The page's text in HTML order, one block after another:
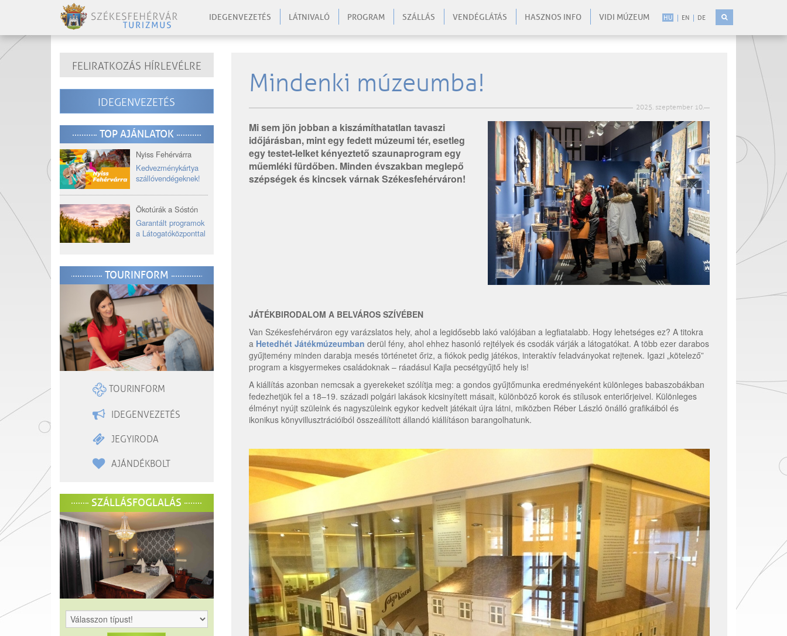
HU EN DE
IDEGENVEZETÉS LÁTNIVALÓ PROGRAM SZÁLLÁS VENDÉGLÁTÁS HASZNOS INFO VIDI MÚZEUM
Mindenki múzeumba!
2025. szeptember 10.
Mi sem jön jobban a kiszámíthatatlan tavaszi
időjárásban, mint egy fedett múzeumi tér, esetleg
egy testet-lelket kényeztető szaunaprogram egy
műemléki fürdőben. Minden évszakban meglepő
szépségek és kincsek várnak Székesfehérváron!
JÁTÉKBIRODALOM A BELVÁROS SZÍVÉBEN
Van Székesfehérváron egy varázslatos hely, ahol a legidősebb lakó valójában a legfiatalabb. Hogy lehetséges ez? A titokra
a Hetedhét Játékmúzeumban derül fény, ahol ehhez hasonló rejtélyek és csodák várják a látogatókat. A több ezer darabos
gyűjtemény minden darabja mesés történetet őriz, a fiókok pedig játékos, interaktív feladványokat rejtenek. Igazi „kötelező”
program a kisgyermekes családoknak – ráadásul Kajla pecsétgyűjtő hely is!
A kiállítás azonban nemcsak a gyerekeket szólítja meg: a gondos gyűjtőmunka eredményeként különleges babaszobákban
fedezhetjük fel a 18–19. századi polgári lakások kicsinyített másait, különböző korok és stílusok enteriőrjeivel. Különleges
élményt nyújt szüleink és nagyszüleink egykor kedvelt játékait újra látni, miközben Réber László önálló grafikáiból és
ikonikus könyvillusztrációiból összeállított állandó kiállításon barangolhatunk.
FELIRATKOZÁS HÍRLEVÉLRE
IDEGENVEZETÉS
TOP AJÁNLATOK
Nyiss Fehérvárra
Kedvezménykártya
szállóvendégeknek!
Ökotúrák a Sóstón
Garantált programok
a Látogatóközponttal
TOURINFORM
TOURINFORM
IDEGENVEZETÉS
JEGYIRODA
AJÁNDÉKBOLT
SZÁLLÁSFOGLALÁS